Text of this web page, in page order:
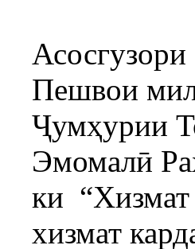
Пешвои
Ҷумҳурии
Эмомалӣ
ки  “Хизмат
хизмат